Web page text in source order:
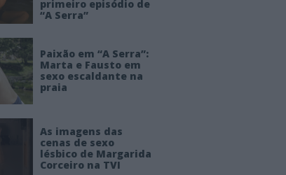
primeiro episódio de
“A Serra”
Paixão em “A Serra”:
Marta e Fausto em
sexo escaldante na
praia
As imagens das
cenas de sexo
lésbico de Margarida
Corceiro na TVI